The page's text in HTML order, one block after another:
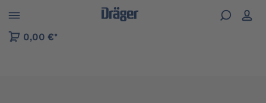
to B2B platform navigation
0,00 €*